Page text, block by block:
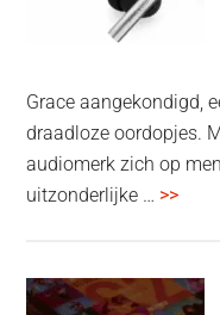
Grace aangekondigd,
draadloze oordopjes.
audiomerk zich op
uitzonderlijke … >>